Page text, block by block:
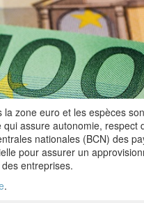
zone euro et les espèces
assure autonomie, respect
nationales (BCN) des
pour assurer un
entreprises.
.